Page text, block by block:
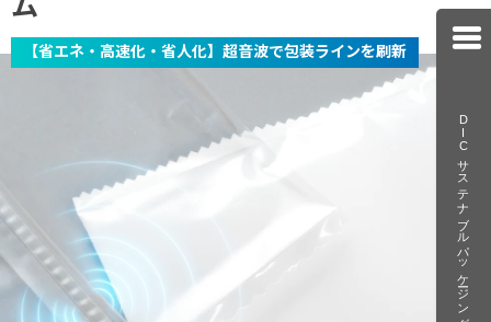
【省エネ・高速化・省人化】超音波で包装ラインを刷新